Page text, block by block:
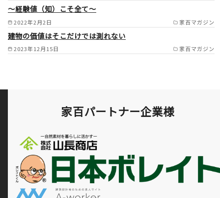
2022年2月2日 家百マガジン
～経験値（知）こそ全て～
2023年12月15日 家百マガジン
建物の価値はそこだけでは測れない
家百パートナー企業様